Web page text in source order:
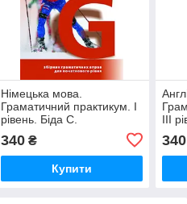
Німецька мова.
Граматичний практикум. I
рівень. Біда С.
340₴
Купити
ІІI
340